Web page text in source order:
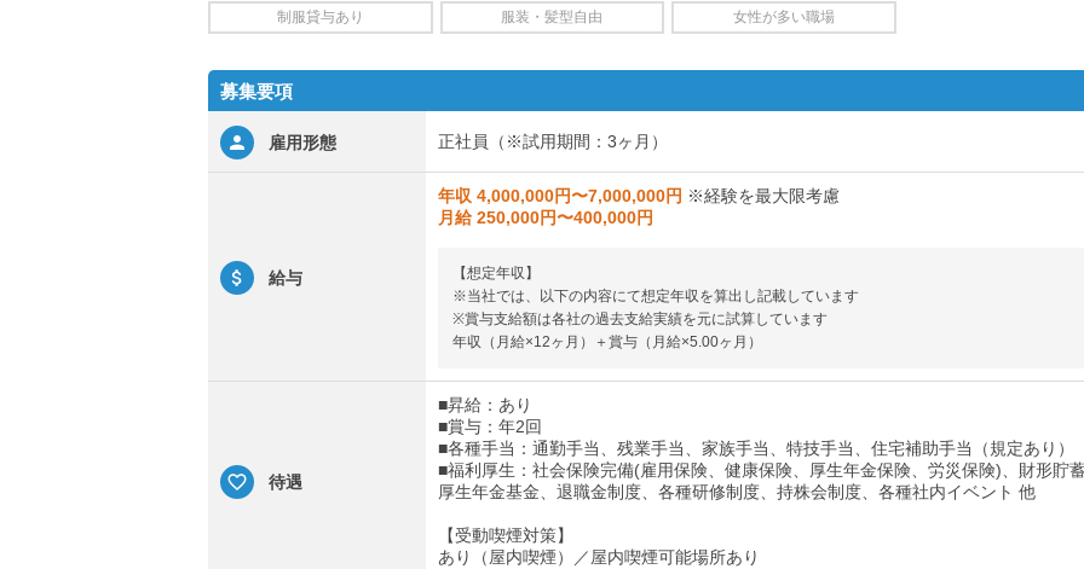
制服貸与あり 服装・髪型自由 女性が多い職場
募集要項
雇用形態 正社員（※試用期間：3ヶ月）
給与
年収 4,000,000円〜7,000,000円 ※経験を最大限考慮
月給 250,000円〜400,000円
【想定年収】
※当社では、以下の内容にて想定年収を算出し記載しています
※賞与支給額は各社の過去支給実績を元に試算しています
年収（月給×12ヶ月）＋賞与（月給×5.00ヶ月）
待遇
■昇給：あり
■賞与：年2回
■各種手当：通勤手当、残業手当、家族手当、特技手当、住宅補助手当（規定あり）
■福利厚生：社会保険完備(雇用保険、健康保険、厚生年金保険、労災保険)、財形貯
厚生年金基金、退職金制度、各種研修制度、持株会制度、各種社内イベント 他
【受動喫煙対策】
あり（屋内喫煙）／屋内喫煙可能場所あり